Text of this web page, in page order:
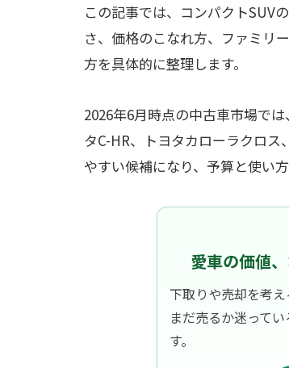
この記事では、コンパクトSUV
さ、価格のこなれ方、ファミリ
方を具体的に整理します。
2026年6月時点の中古車市場で
タC-HR、トヨタカローラクロ
やすい候補になり、予算と使い
愛車の価値
下取りや売却を考え
まだ売るか迷って
す。